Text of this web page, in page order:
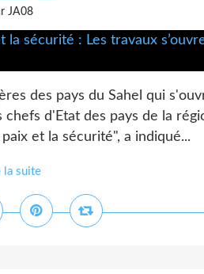
JA08
des pays du Sahel qui
d'Etat des pays de la
et la sécurité", a indiqué...
la suite